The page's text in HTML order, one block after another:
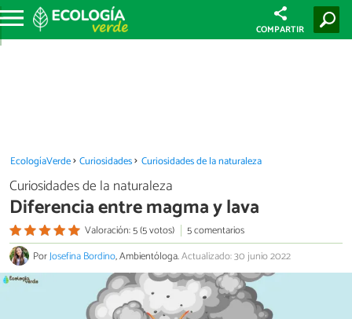
COMPARTIR
EcologíaVerde Curiosidades Curiosidades de la naturaleza
Curiosidades de la naturaleza
Diferencia entre magma y lava
Valoración: 5 (5 votos)
5 comentarios
PorJosefina Bordino, Ambientóloga.Actualizado: 30 junio 2022